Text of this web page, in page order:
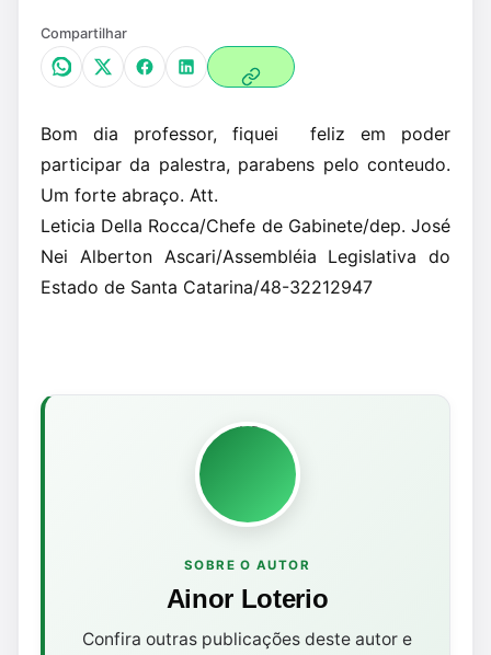
Compartilhar
Bom dia professor, fiquei feliz em poder
participar da palestra, parabens pelo conteudo.
Um forte abraço. Att.
Leticia Della Rocca/Chefe de Gabinete/dep. José
Nei Alberton Ascari/Assembléia Legislativa do
Estado de Santa Catarina/48-32212947
SOBRE O AUTOR
Ainor Loterio
Confira outras publicações deste autor e